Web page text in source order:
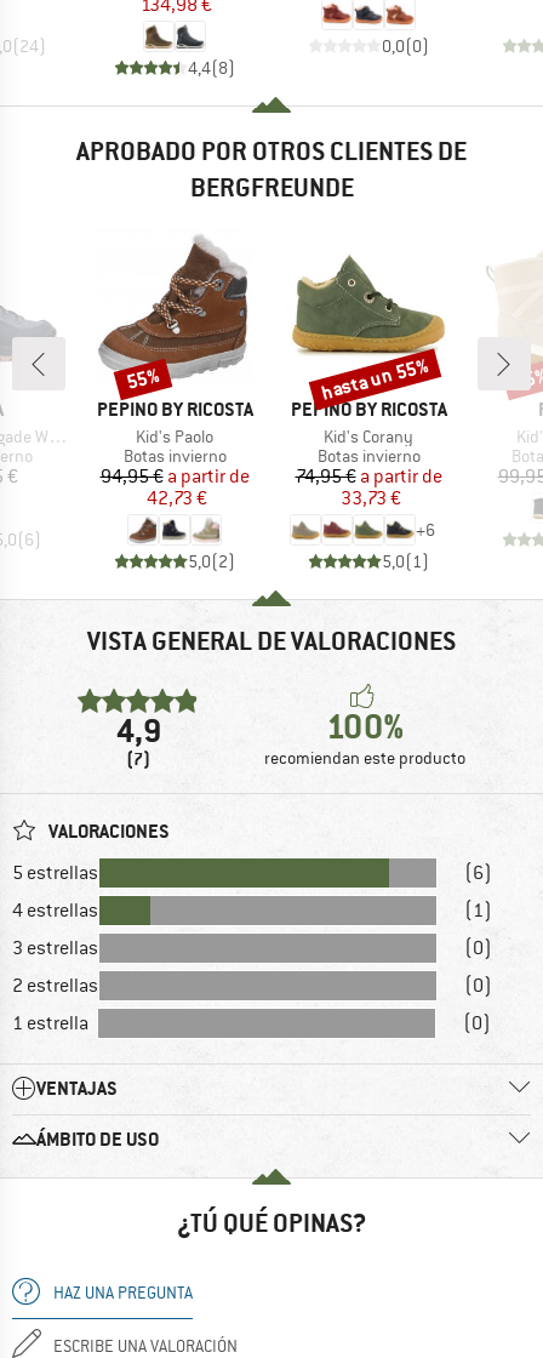
(24)
4,4(8)
0,0(0)
APROBADO POR OTROS CLIENTES DE
BERGFREUNDE
GTX Mid
€
(6)
MARCA
PEPINO BY RICOSTA
Artículo
Kid's Paolo
Product group
Botas invierno
Precio
94,95 € Precio reducido
a partir de
42,73 €
5,0(2)
Descuento
55%
MARCA
PEPINO BY RICOSTA
Artículo
Kid's Corany
Product group
Botas invierno
Precio
74,95 € Precio reducido
a partir de
33,73 €
+6
5,0(1)
Descuento
hasta un 55%
VISTA GENERAL DE VALORACIONES
4,9
(7)
100%
recomiendan este producto
VALORACIONES
5 estrellas
(6)
4 estrellas
(1)
3 estrellas
(0)
2 estrellas
(0)
1 estrella
(0)
VENTAJAS
ÁMBITO DE USO
¿TÚ QUÉ OPINAS?
HAZ UNA PREGUNTA
ESCRIBE UNA VALORACIÓN